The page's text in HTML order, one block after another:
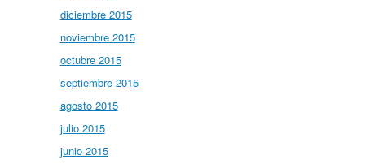
diciembre 2015
noviembre 2015
octubre 2015
septiembre 2015
agosto 2015
julio 2015
junio 2015